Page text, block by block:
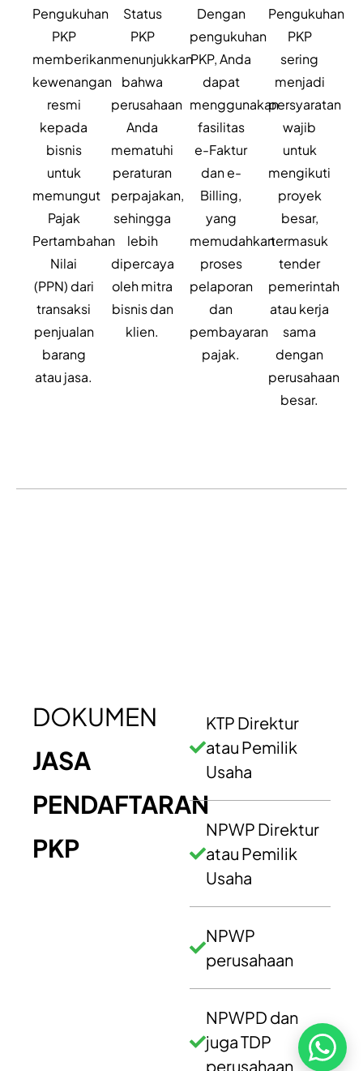
Pengukuhan
PKP
memberikan
kewenangan
resmi
kepada
bisnis
untuk
memungut
Pajak
Pertambahan
Nilai
(PPN) dari
transaksi
penjualan
barang
atau jasa.
Status
PKP
menunjukkan
bahwa
perusahaan
Anda
mematuhi
peraturan
perpajakan,
sehingga
lebih
dipercaya
oleh mitra
bisnis dan
klien.
Dengan
pengukuhan
PKP, Anda
dapat
menggunakan
fasilitas
e-Faktur
dan e-
Billing,
yang
memudahkan
proses
pelaporan
dan
pembayaran
pajak.
Pengukuhan
PKP
sering
menjadi
persyaratan
wajib
untuk
mengikuti
proyek
besar,
termasuk
tender
pemerintah
atau kerja
sama
dengan
perusahaan
besar.
DOKUMEN
JASA
PENDAFTARAN
PKP
KTP Direktur
atau Pemilik
Usaha
NPWP Direktur
atau Pemilik
Usaha
NPWP
perusahaan
NPWPD dan
juga TDP
perusahaan
Kontak Kami
Jelajahi Founders
Tentang Kami
Blog
Karir
Kebijakan Privasi
Kebijakan Pengembalian &
Syarat dan Ketentuan